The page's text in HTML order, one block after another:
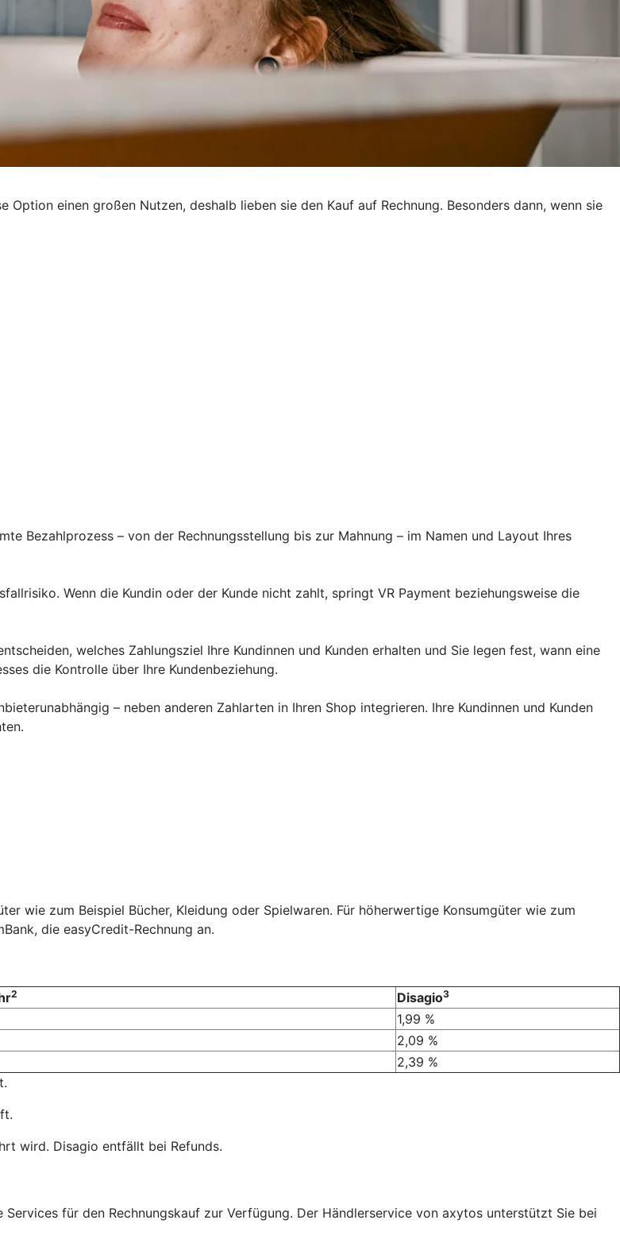
Option einen großen Nutzen, deshalb lieben sie den Kauf auf Rechnung. Besonders dann, wenn sie
Bezahlprozess – von der Rechnungsstellung bis zur Mahnung – im Namen und Layout Ihres
Wenn die Kundin oder der Kunde nicht zahlt, springt VR Payment beziehungsweise die
welches Zahlungsziel Ihre Kundinnen und Kunden erhalten und Sie legen fest, wann eine
die Kontrolle über Ihre Kundenbeziehung.
– neben anderen Zahlarten in Ihren Shop integrieren. Ihre Kundinnen und Kunden
wie zum Beispiel Bücher, Kleidung oder Spielwaren. Für höherwertige Konsumgüter wie zum
die easyCredit-Rechnung an.
2 Disagio3
1,99 %
2,09 %
2,39 %
wird. Disagio entfällt bei Refunds.
für den Rechnungskauf zur Verfügung. Der Händlerservice von axytos unterstützt Sie bei